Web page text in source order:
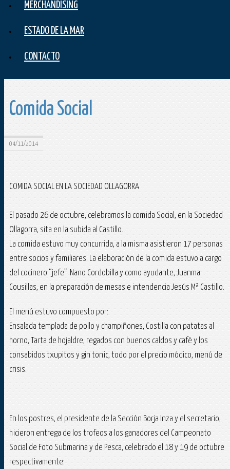
MERCHANDISING
ESTADO DE LA MAR
CONTACTO
Comida Social
04/11/2014
COMIDA SOCIAL EN LA SOCIEDAD OLLAGORRA
El pasado 26 de octubre, celebramos la comida Social, en la Sociedad
Ollagorra, sita en la subida al Castillo.
La comida estuvo muy concurrida, a la misma asistieron 17 personas
entre socios y familiares. La elaboración de la comida estuvo a cargo
del cocinero “jefe” Nano Cordobilla y como ayudante, Juanma
Cousillas, en la preparación de mesas e intendencia Jesús Mª Castillo.
El menú estuvo compuesto por:
Ensalada templada de pollo y champiñones, Costilla con patatas al
horno, Tarta de hojaldre, regados con buenos caldos y café y los
consabidos txupitos y gin tonic, todo por el precio módico, menú de
crisis.
En los postres, el presidente de la Sección Borja Inza y el secretario,
hicieron entrega de los trofeos a los ganadores del Campeonato
Social de Foto Submarina y de Pesca, celebrado el 18 y 19 de octubre
respectivamente: